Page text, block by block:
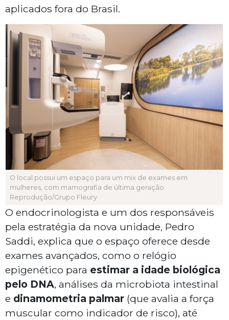
aplicados fora do Brasil.
O local possui um espaço para um mix de exames em
mulheres, com mamografia de última geração.
Reprodução/Grupo Fleury
O endocrinologista e um dos responsáveis
pela estratégia da nova unidade, Pedro
Saddi, explica que o espaço oferece desde
exames avançados, como o relógio
epigenético para estimar a idade biológica
pelo DNA, análises da microbiota intestinal
e dinamometria palmar (que avalia a força
muscular como indicador de risco), até